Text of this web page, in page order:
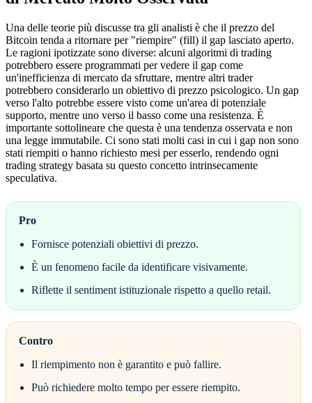
Una delle teorie più discusse tra gli analisti è che il prezzo del
Bitcoin tenda a ritornare per "riempire" (fill) il gap lasciato aperto.
Le ragioni ipotizzate sono diverse: alcuni algoritmi di trading
potrebbero essere programmati per vedere il gap come
un'inefficienza di mercato da sfruttare, mentre altri trader
potrebbero considerarlo un obiettivo di prezzo psicologico. Un gap
verso l'alto potrebbe essere visto come un'area di potenziale
supporto, mentre uno verso il basso come una resistenza. È
importante sottolineare che questa è una tendenza osservata e non
una legge immutabile. Ci sono stati molti casi in cui i gap non sono
stati riempiti o hanno richiesto mesi per esserlo, rendendo ogni
trading strategy basata su questo concetto intrinsecamente
speculativa.
Pro
Fornisce potenziali obiettivi di prezzo.
È un fenomeno facile da identificare visivamente.
Riflette il sentiment istituzionale rispetto a quello retail.
Contro
Il riempimento non è garantito e può fallire.
Può richiedere molto tempo per essere riempito.